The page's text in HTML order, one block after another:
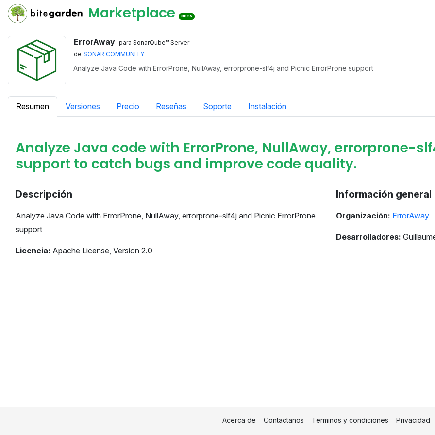
Marketplace BETA
ErrorAway para SonarQube™ Server
de SONAR COMMUNITY
Analyze Java Code with ErrorProne, NullAway, errorprone-slf4j and Picnic ErrorProne support
Resumen Versiones Precio Reseñas Soporte Instalación
Analyze Java code with ErrorProne, NullAway, errorprone-
support to catch bugs and improve code quality.
Descripción
Analyze Java Code with ErrorProne, NullAway, errorprone-slf4j and Picnic ErrorProne
support
Licencia: Apache License, Version 2.0
Información general
Organización: ErrorAway
Desarrolladores:
Acerca de Contáctanos Términos y condiciones Privacidad